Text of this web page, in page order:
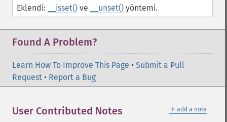
Eklendi: __isset() ve __unset() yöntemi.
Found A Problem?
Learn How To Improve This Page • Submit a Pull
Request • Report a Bug
＋ add a note
User Contributed Notes